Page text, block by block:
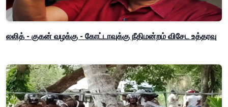
லலித் - குகன் வழக்கு - கோட்டாவுக்கு நீதிமன்றம் விசேட உத்தரவு